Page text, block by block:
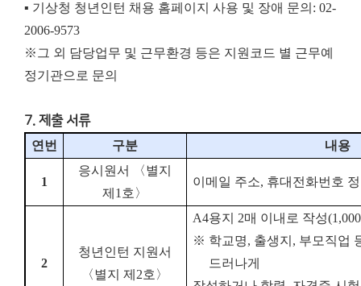
▪ 기상청 청년인턴 채용 홈페이지 사용 및 장애 문의: 02-
2006-9573
※ 그 외 담당업무 및 근무환경 등은 지원코드 별 근무예
정기관으로 문의
7. 제출 서류
연번 구분 내용
1
응시원서 〈 별지
제 1 호〉
이메일 주소, 휴대전화번호
2
청년인턴 지원서
〈별지 제 2호〉
A4용지 2매 이내로 작성(1,000
※ 학교명, 출생지, 부모직업
드러나게